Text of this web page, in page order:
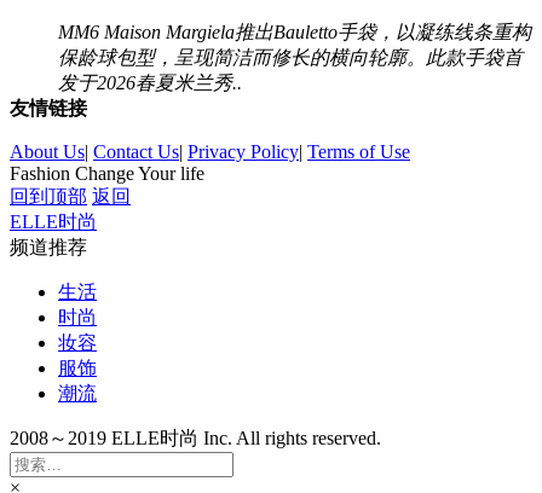
MM6 Maison Margiela推出Bauletto手袋，以凝练线条重构
保龄球包型，呈现简洁而修长的横向轮廓。此款手袋首
发于2026春夏米兰秀..
友情链接
About Us| Contact Us| Privacy Policy| Terms of Use
Fashion Change Your life
回到顶部 返回
ELLE时尚
频道推荐
生活
时尚
妆容
服饰
潮流
2008～2019 ELLE时尚 Inc. All rights reserved.
×